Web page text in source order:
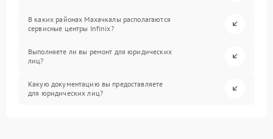
В каких районах Махачкалы располагаются
сервисные центры Infinix?
Выполняете ли вы ремонт для юридических
лиц?
Какую документацию вы предоставляете
для юридических лиц?